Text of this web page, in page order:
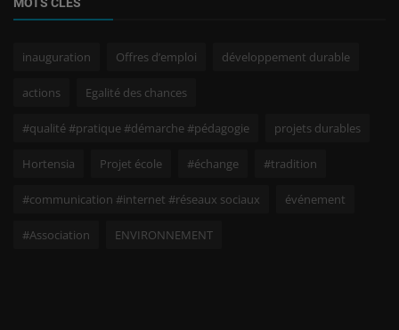
inauguration Offres d’emploi développement durable
actions Egalité des chances
#qualité #pratique #démarche #pédagogie projets durables
Hortensia Projet école #échange #tradition
#communication #internet #réseaux sociaux événement
#Association ENVIRONNEMENT